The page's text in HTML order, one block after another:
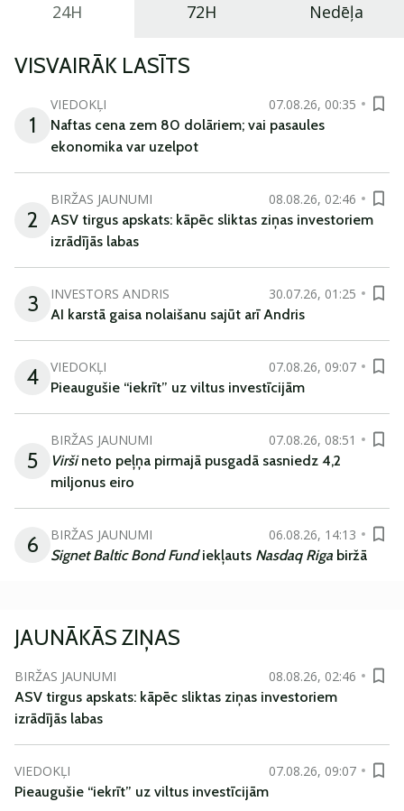
24H 72H Nedēļa
VISVAIRĀK LASĪTS
1
VIEDOKĻI
07.08.26, 00:35
Naftas cena zem 80 dolāriem; vai pasaules
ekonomika var uzelpot
2
BIRŽAS JAUNUMI
08.08.26, 02:46
ASV tirgus apskats: kāpēc sliktas ziņas investoriem
izrādījās labas
3 INVESTORS ANDRIS
30.07.26, 01:25
AI karstā gaisa nolaišanu sajūt arī Andris
4 VIEDOKĻI
07.08.26, 09:07
Pieaugušie “iekrīt” uz viltus investīcijām
5
BIRŽAS JAUNUMI
07.08.26, 08:51
Viršineto peļņa pirmajā pusgadā sasniedz 4,2
miljonus eiro
6 BIRŽAS JAUNUMI
06.08.26, 14:13
Signet Baltic Bond Fundiekļauts Nasdaq Riga biržā
JAUNĀKĀS ZIŅAS
BIRŽAS JAUNUMI
08.08.26, 02:46
ASV tirgus apskats: kāpēc sliktas ziņas investoriem
izrādījās labas
VIEDOKĻI
07.08.26, 09:07
Pieaugušie “iekrīt” uz viltus investīcijām